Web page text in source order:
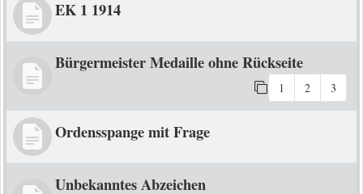
EK 1 1914
Bürgermeister Medaille ohne Rückseite
1 2 3
Ordensspange mit Frage
Unbekanntes Abzeichen